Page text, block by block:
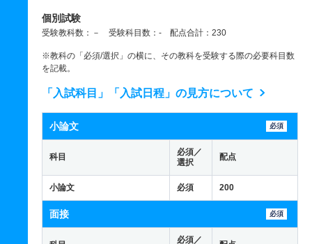
個別試験
受験教科数：－ 受験科目数：- 配点合計：230
※教科の「必須/選択」の横に、その教科を受験する際の必要科目数
を記載。
「入試科目」「入試日程」の見方について
小論文 必須
科目
必須／
選択
配点
小論文 必須 200
面接 必須
必須／